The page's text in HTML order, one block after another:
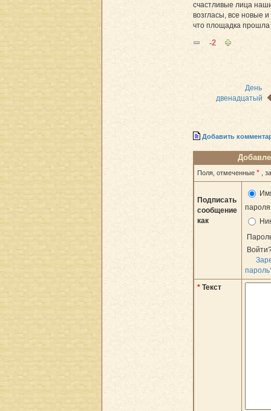
счастливые лица
возгласы, все новые
что площадка
-2
День
двенадцатый
Добавить
Поля, отмеченные * ,
Подписать
сообщение
как
пароля
* Текст